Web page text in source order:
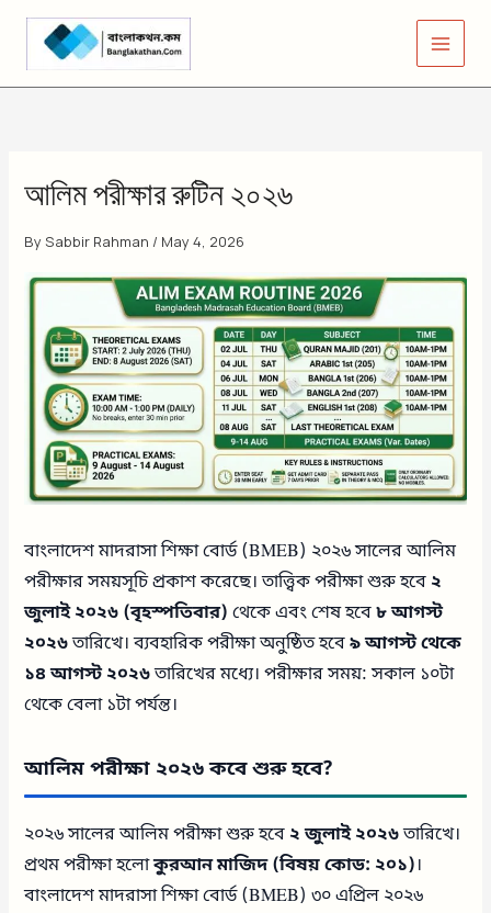
Skip
content
আলিম পরীক্ষার রুটিন ২০২৬
BySabbir Rahman / May 4, 2026
বাংলাদেশ মাদরাসা শিক্ষা বোর্ড (BMEB) ২০২৬ সালের আলিম
পরীক্ষার সময়সূচি প্রকাশ করেছে। তাত্ত্বিক পরীক্ষা শুরু হবে ২
জুলাই ২০২৬ (বৃহস্পতিবার) থেকে এবং শেষ হবে৮ আগস্ট
২০২৬তারিখে। ব্যবহারিক পরীক্ষা অনুষ্ঠিত হবে৯ আগস্ট থেকে
১৪ আগস্ট ২০২৬তারিখের মধ্যে। পরীক্ষার সময়: সকাল ১০টা
থেকে বেলা ১টা পর্যন্ত।
আলিম পরীক্ষা ২০২৬ কবে শুরু হবে?
২০২৬ সালের আলিম পরীক্ষা শুরু হবে ২ জুলাই ২০২৬তারিখে।
প্রথম পরীক্ষা হলোকুরআন মাজিদ (বিষয় কোড: ২০১)।
বাংলাদেশ মাদরাসা শিক্ষা বোর্ড (BMEB) ৩০ এপ্রিল ২০২৬